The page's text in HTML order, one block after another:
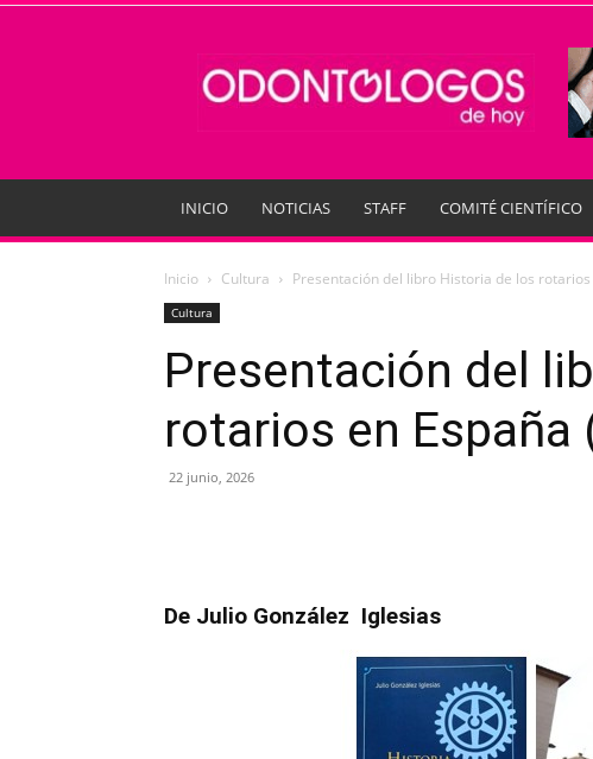
de
Hoy
INICIO NOTICIAS STAFF COMITÉ CIENTÍFICO
Inicio Cultura Presentación del libro Historia de los
Cultura
Presentación del
rotarios en España
22 junio, 2026
De Julio González Iglesias